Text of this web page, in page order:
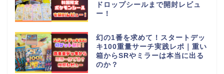
ドロップシールまで開封レビュ
ー！
幻の1番を求めて！スタートデッ
キ100重量サーチ実践レポ｜重い
箱からSRやミラーは本当に出る
のか？